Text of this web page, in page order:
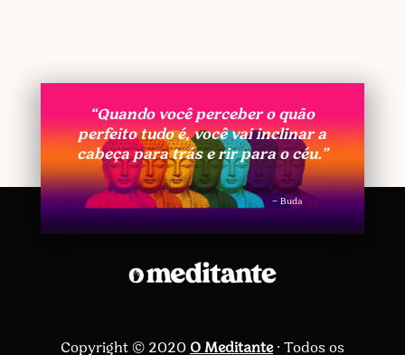
“Quando você perceber o quão
perfeito tudo é, você vai inclinar a
cabeça para trás e rir para o céu.”
– Buda
Copyright © 2020 O Meditante· Todos os